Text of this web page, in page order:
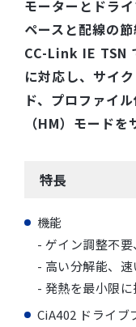
モーターとドラ
ペースと配線の節
CC-Link IE TSN
に対応し、サイ
ド、プロファイ
（HM）モードを
特長
機能
- ゲイン調整不
- 高い分解能、
- 発熱を最小限
CiA402 ドライブ